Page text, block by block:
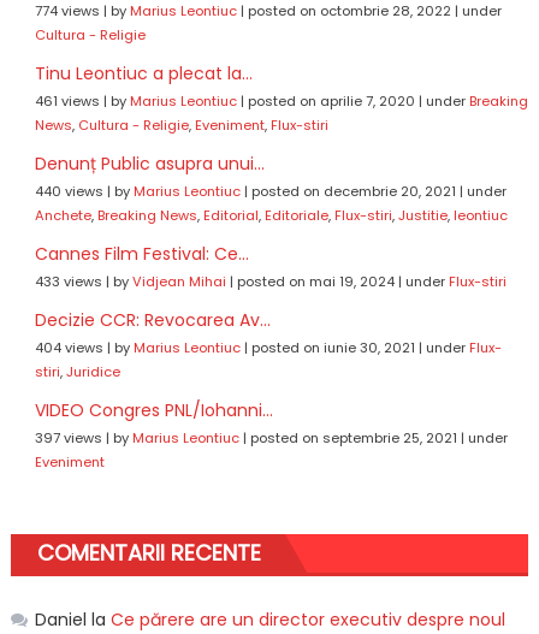
774 views | by Marius Leontiuc| posted on octombrie 28, 2022| under
Cultura - Religie
Tinu Leontiuc a plecat la...
461 views | by Marius Leontiuc| posted on aprilie 7, 2020 | under Breaking
News, Cultura - Religie, Eveniment, Flux-stiri
Denunț Public asupra unui...
440 views | by Marius Leontiuc| posted on decembrie 20, 2021 | under
Anchete, Breaking News, Editorial, Editoriale, Flux-stiri,Justitie, leontiuc
Cannes Film Festival: Ce...
433 views | byVidjean Mihai | posted on mai 19, 2024| under Flux-stiri
Decizie CCR: Revocarea Av...
404 views | by Marius Leontiuc| posted on iunie 30, 2021 | under Flux-
stiri,Juridice
VIDEO Congres PNL/Iohanni...
397 views | by Marius Leontiuc| posted on septembrie 25, 2021 | under
Eveniment
COMENTARII RECENTE
Daniel la Ce părere are un director executiv despre noul